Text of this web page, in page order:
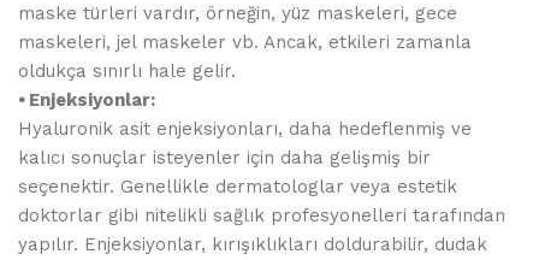
maske türleri vardır, örneğin, yüz maskeleri, gece
maskeleri, jel maskeler vb. Ancak, etkileri zamanla
oldukça sınırlı hale gelir.
⦁ Enjeksiyonlar:
Hyaluronik asit enjeksiyonları, daha hedeflenmiş ve
kalıcı sonuçlar isteyenler için daha gelişmiş bir
seçenektir. Genellikle dermatologlar veya estetik
doktorlar gibi nitelikli sağlık profesyonelleri tarafından
yapılır. Enjeksiyonlar, kırışıklıkları doldurabilir, dudak